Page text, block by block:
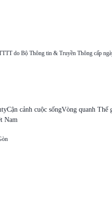
do Bộ Thông tin & Truyền Thông cấp
Cận cảnh cuộc sốngVòng quanh Thế
Nam